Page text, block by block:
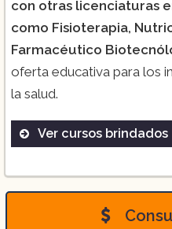
con otras licenciaturas
como Fisioterapia,
Farmacéutico
oferta educativa para los
la salud.
Ver cursos brindados
Fisioterapia
Nutrición